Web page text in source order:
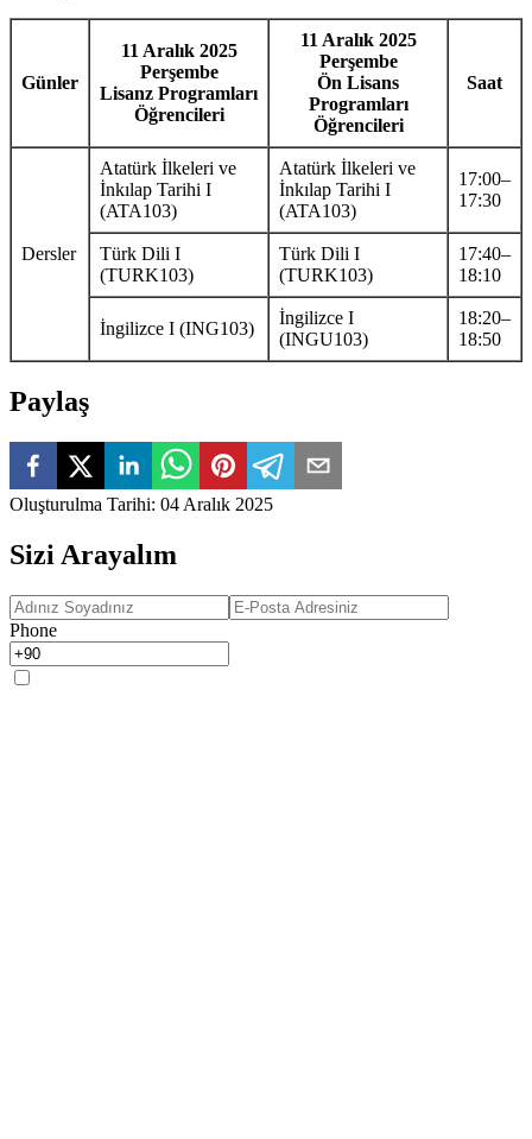
Günler
11 Aralık 2025
Perşembe
Lisanz Programları
Öğrencileri
11 Aralık 2025
Perşembe
Ön Lisans
Programları
Öğrencileri
Saat
Dersler
Atatürk İlkeleri ve
İnkılap Tarihi I
(ATA103)
Atatürk İlkeleri ve
İnkılap Tarihi I
(ATA103)
17:00–
17:30
Türk Dili I
(TURK103)
Türk Dili I
(TURK103)
17:40–
18:10
İngilizce I (ING103)
İngilizce I
(INGU103)
18:20–
18:50
Paylaş
Oluşturulma Tarihi: 04 Aralık 2025
Sizi Arayalım
Phone